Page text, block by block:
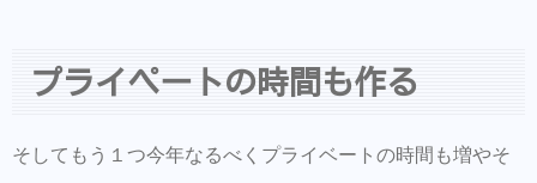
プライペートの時間も作る
そしてもう１つ今年なるべくプライベートの時間も増やそ